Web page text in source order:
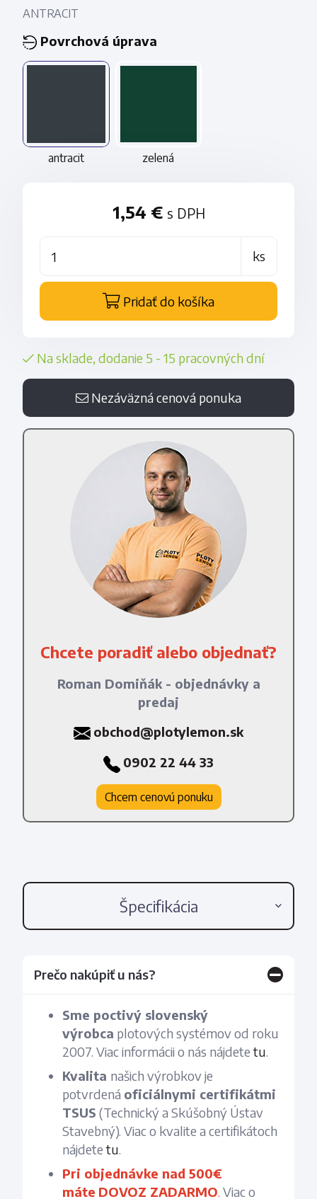
ANTRACIT
Povrchová úprava
antracit zelená
1,54 € s DPH
ks
Pridať do košíka
Na sklade, dodanie 5 - 15 pracovných dní
Nezáväzná cenová ponuka
Chcete poradiť alebo objednať?
Roman Domiňák - objednávky a
predaj
obchod@plotylemon.sk
0902 22 44 33
Chcem cenovú ponuku
Špecifikácia
Prečo nakúpiť u nás?
Sme poctivý slovenský
výrobca plotových systémov od roku
2007. Viac informácii o nás nájdetetu
Kvalita našich výrobkov je
potvrdená oficiálnymi certifikátmi
TSUS (Technický a Skúšobný Ústav
Stavebný). Viac o kvalite a certifikátoch
nájdetetu
Pri objednávke nad 500€
máte DOVOZ ZADARMO Viac o